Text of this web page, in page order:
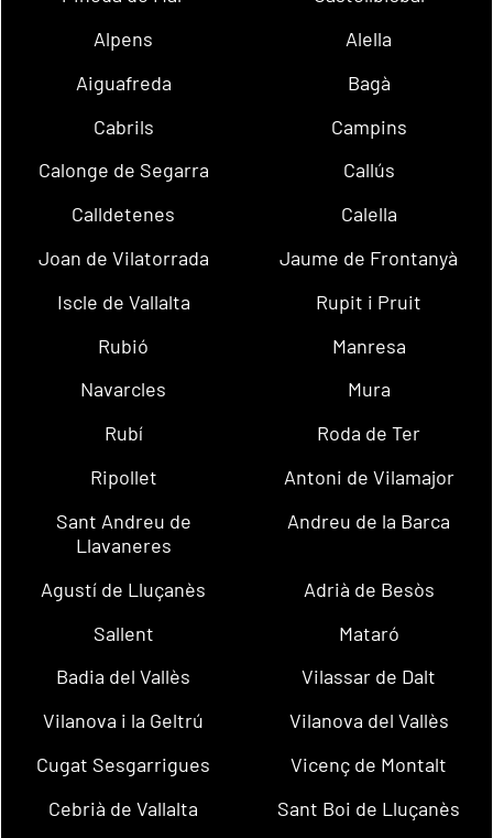
Alpens
Alella
Aiguafreda
Bagà
Cabrils
Campins
Calonge de Segarra
Callús
Calldetenes
Calella
Joan de Vilatorrada
Jaume de Frontanyà
Iscle de Vallalta
Rupit i Pruit
Rubió
Manresa
Navarcles
Mura
Rubí
Roda de Ter
Ripollet
Antoni de Vilamajor
Sant Andreu de
Llavaneres
Andreu de la Barca
Agustí de Lluçanès
Adrià de Besòs
Sallent
Mataró
Badia del Vallès
Vilassar de Dalt
Vilanova i la Geltrú
Vilanova del Vallès
Cugat Sesgarrigues
Vicenç de Montalt
Cebrià de Vallalta
Sant Boi de Lluçanès